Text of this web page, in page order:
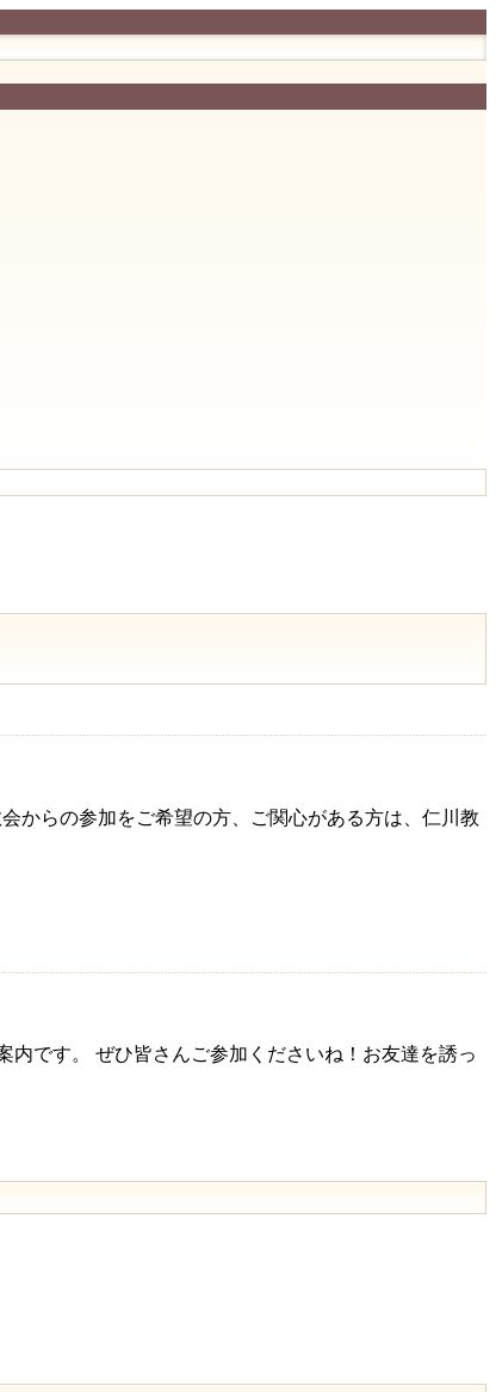
からの参加をご希望の方、ご関心がある方は、仁川教
です。 ぜひ皆さんご参加くださいね！お友達を誘っ